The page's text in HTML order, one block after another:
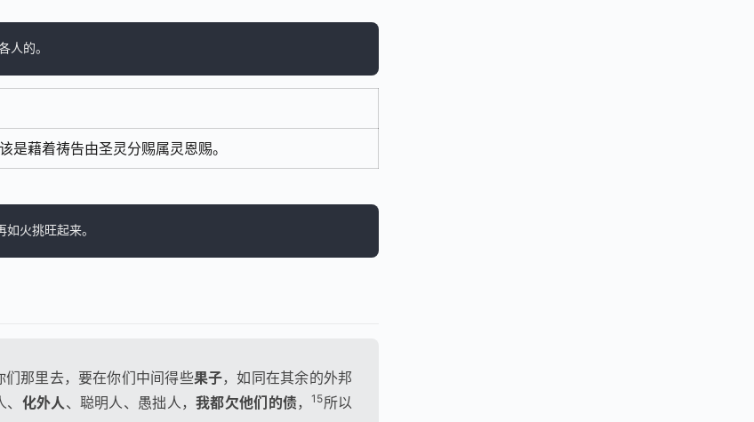
藉着祷告由圣灵分赐属灵恩赐。
如火挑旺起来。
那里去，要在你们中间得些果子，如同在其余的外邦
化外人、聪明人、愚拙人，我都欠他们的债，15所以